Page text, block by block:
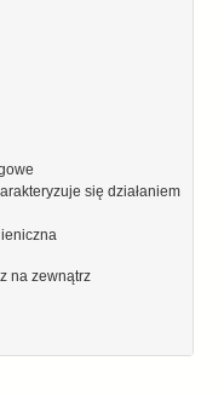
się działaniem
na zewnątrz